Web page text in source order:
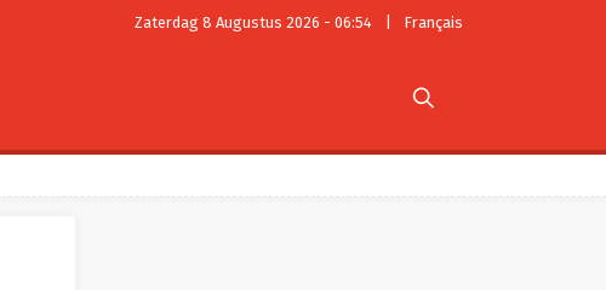
Zaterdag 8 Augustus 2026 - 06:54 Français
